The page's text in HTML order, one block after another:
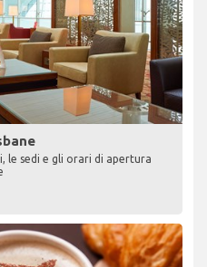
le sedi e gli orari di apertura